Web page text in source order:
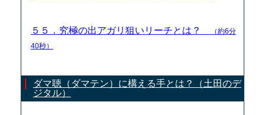
５５．究極の出アガリ狙いリーチとは？
（約6分
40秒）
ダマ聴（ダマテン）に構える手とは？（土田のデ
ジタル）